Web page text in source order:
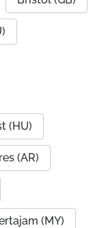
(HU)
(AR)
(MY)